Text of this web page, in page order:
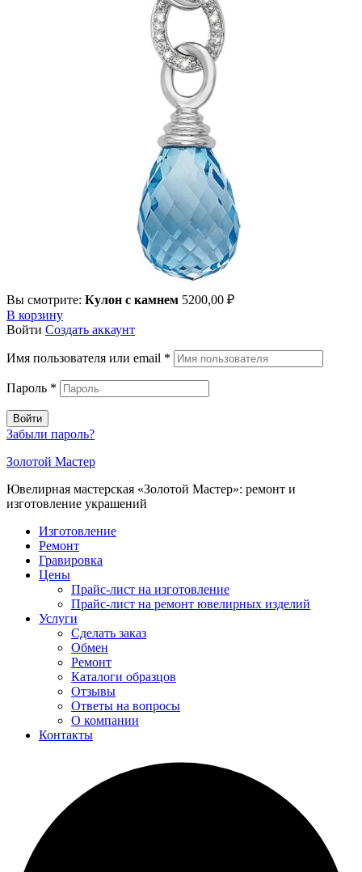
Вы смотрите: Кулон с камнем 5200,00 ₽
В корзину
Войти Создать аккаунт
Имя пользователя или email *
Пароль *
Войти
Забыли пароль?
Золотой Мастер
Ювелирная мастерская «Золотой Мастер»: ремонт и
изготовление украшений
Изготовление
Ремонт
Гравировка
Цены
Прайс-лист на изготовление
Прайс-лист на ремонт ювелирных изделий
Услуги
Сделать заказ
Обмен
Ремонт
Каталоги образцов
Отзывы
Ответы на вопросы
О компании
Контакты